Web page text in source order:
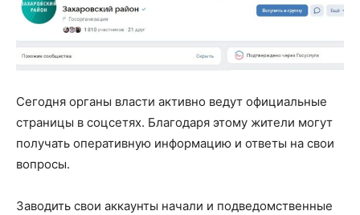
Сегодня органы власти активно ведут официальные
страницы в соцсетях. Благодаря этому жители могут
получать оперативную информацию и ответы на свои
вопросы.
Заводить свои аккаунты начали и подведомственные